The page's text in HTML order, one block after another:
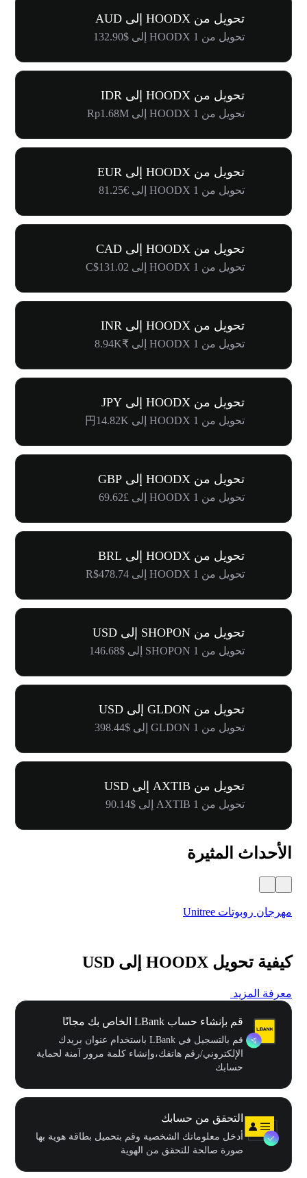
تحويل من HOODX إلى AUD
تحويل من 1 HOODX إلى $132.90
تحويل من HOODX إلى IDR
تحويل من 1 HOODX إلى Rp1.68M
تحويل من HOODX إلى EUR
تحويل من 1 HOODX إلى €81.25
تحويل من HOODX إلى CAD
تحويل من 1 HOODX إلى C$131.02
تحويل من HOODX إلى INR
تحويل من 1 HOODX إلى ₹8.94K
تحويل من HOODX إلى JPY
تحويل من 1 HOODX إلى 円14.82K
تحويل من HOODX إلى GBP
تحويل من 1 HOODX إلى £69.62
تحويل من HOODX إلى BRL
تحويل من 1 HOODX إلى R$478.74
تحويل من SHOPON إلى USD
تحويل من 1 SHOPON إلى $146.68
تحويل من GLDON إلى USD
تحويل من 1 GLDON إلى $398.44
تحويل من AXTIB إلى USD
تحويل من 1 AXTIB إلى $90.14
الأحداث المثيرة
مهرجان روبوتات Unitree
كيفية تحويل HOODX إلى USD
معرفة المزيد
قم بإنشاء حساب LBank الخاص بك مجانًا
قم بالتسجيل في LBank باستخدام عنوان بريدك
الإلكتروني/رقم هاتفك،وإنشاء كلمة مرور آمنة لحماية
حسابك
التحقق من حسابك
أدخل معلوماتك الشخصية وقم بتحميل بطاقة هوية بها
صورة صالحة للتحقق من الهوية